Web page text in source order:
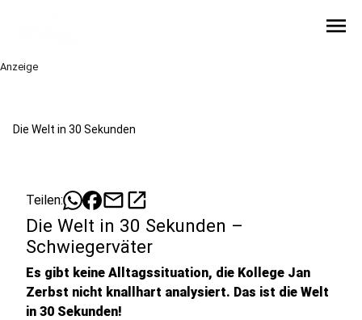
menu
Anzeige
Die Welt in 30 Sekunden
Teilen: mailopen_in_new
Die Welt in 30 Sekunden –
Schwiegerväter
Es gibt keine Alltagssituation, die Kollege Jan
Zerbst nicht knallhart analysiert. Das ist die Welt
in 30 Sekunden!